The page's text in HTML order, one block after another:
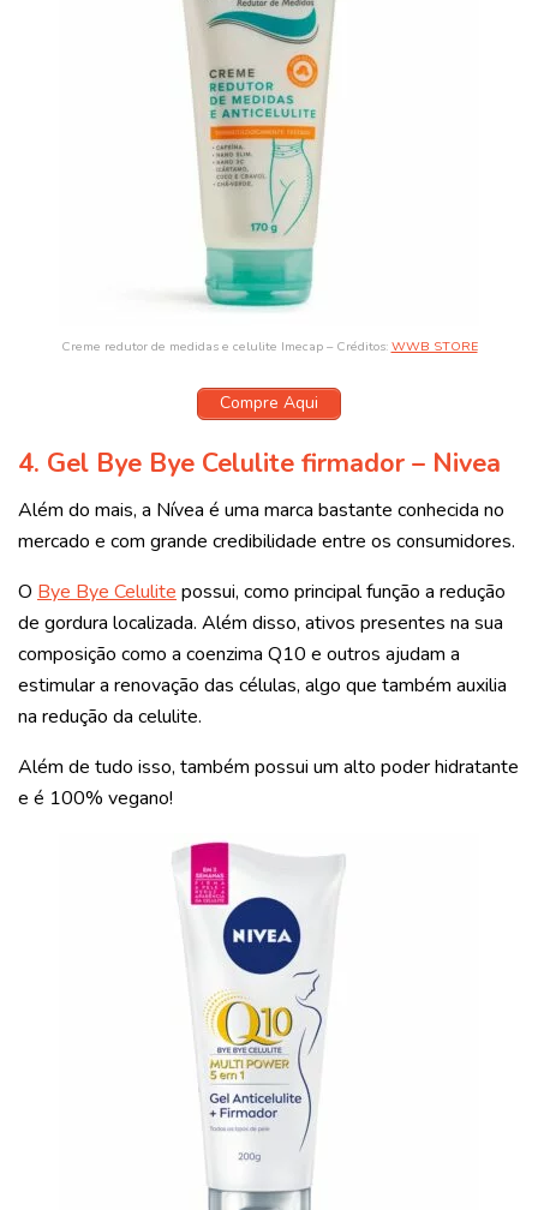
Creme redutor de medidas e celulite Imecap – Créditos: WWB STORE
Compre Aqui
4. Gel Bye Bye Celulite firmador – Nivea
Além do mais, a Nívea é uma marca bastante conhecida no
mercado e com grande credibilidade entre os consumidores.
O Bye Bye Celulite possui, como principal função a redução
de gordura localizada. Além disso, ativos presentes na sua
composição como a coenzima Q10 e outros ajudam a
estimular a renovação das células, algo que também auxilia
na redução da celulite.
Além de tudo isso, também possui um alto poder hidratante
e é 100% vegano!